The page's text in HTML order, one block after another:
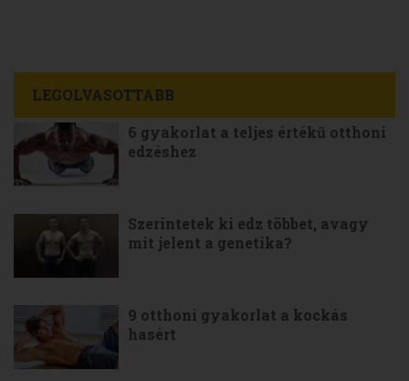
LEGOLVASOTTABB
6 gyakorlat a teljes értékű otthoni
edzéshez
Szerintetek ki edz többet, avagy
mit jelent a genetika?
9 otthoni gyakorlat a kockás
hasért